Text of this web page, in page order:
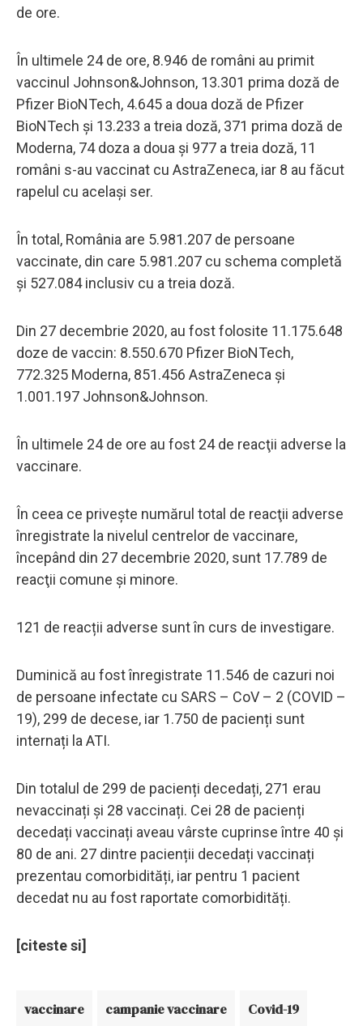
de ore.
În ultimele 24 de ore, 8.946 de români au primit
vaccinul Johnson&Johnson, 13.301 prima doză de
Pfizer BioNTech, 4.645 a doua doză de Pfizer
BioNTech și 13.233 a treia doză, 371 prima doză de
Moderna, 74 doza a doua și 977 a treia doză, 11
români s-au vaccinat cu AstraZeneca, iar 8 au făcut
rapelul cu același ser.
În total, România are 5.981.207 de persoane
vaccinate, din care 5.981.207 cu schema completă
și 527.084 inclusiv cu a treia doză.
Din 27 decembrie 2020, au fost folosite 11.175.648
doze de vaccin: 8.550.670 Pfizer BioNTech,
772.325 Moderna, 851.456 AstraZeneca şi
1.001.197 Johnson&Johnson.
În ultimele 24 de ore au fost 24 de reacţii adverse la
vaccinare.
În ceea ce priveşte numărul total de reacţii adverse
înregistrate la nivelul centrelor de vaccinare,
începând din 27 decembrie 2020, sunt 17.789 de
reacţii comune şi minore.
121 de reacții adverse sunt în curs de investigare.
Duminică au fost înregistrate 11.546 de cazuri noi
de persoane infectate cu SARS – CoV – 2 (COVID –
19), 299 de decese, iar 1.750 de pacienți sunt
internați la ATI.
Din totalul de 299 de pacienți decedați, 271 erau
nevaccinați și 28 vaccinați. Cei 28 de pacienți
decedați vaccinați aveau vârste cuprinse între 40 și
80 de ani. 27 dintre pacienții decedați vaccinați
prezentau comorbidități, iar pentru 1 pacient
decedat nu au fost raportate comorbidități.
[citeste si]
vaccinare campanie vaccinare Covid-19